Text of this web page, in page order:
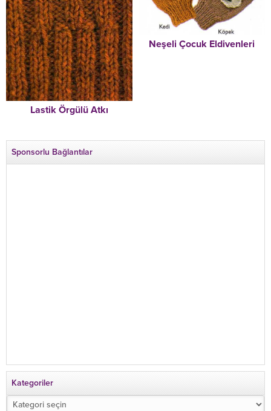
Lastik Örgülü Atkı
Neşeli Çocuk Eldivenleri
Sponsorlu Bağlantılar
Kategoriler
Kategoriler